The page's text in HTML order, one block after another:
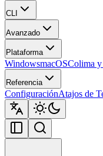
CLI
Avanzado
Plataforma
WindowsmacOSColima y
Referencia
ConfiguraciónAtajos de